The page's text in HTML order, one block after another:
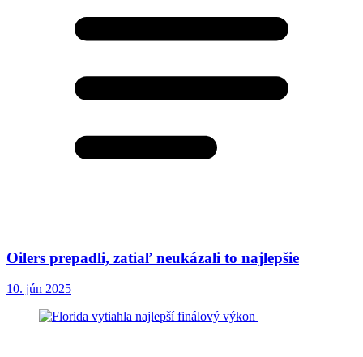
Oilers prepadli, zatiaľ neukázali to najlepšie
10. jún 2025